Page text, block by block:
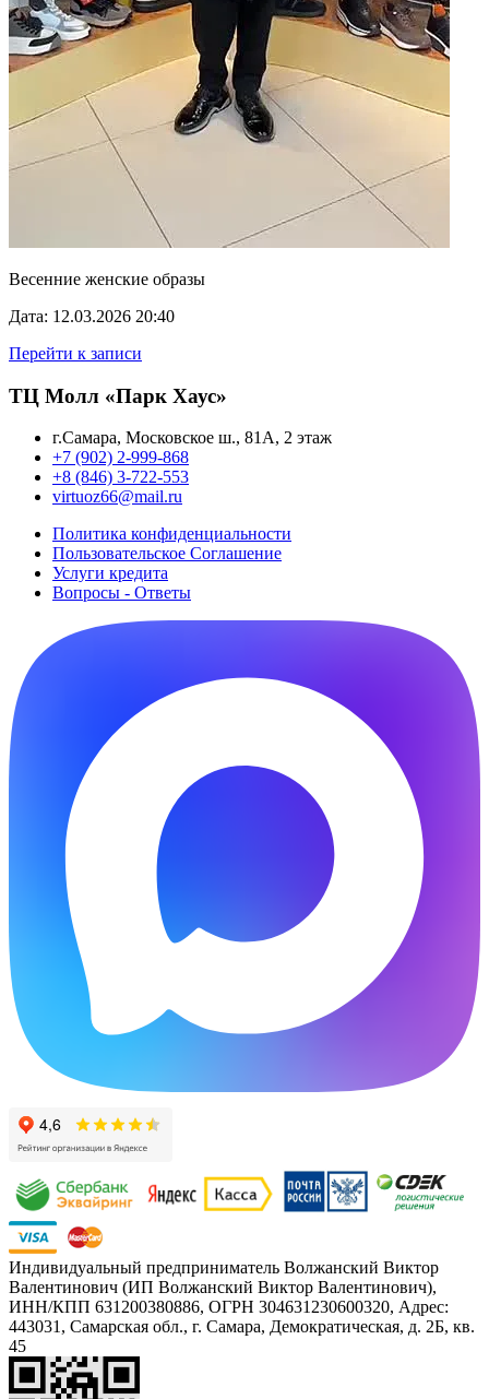
Весенние женские образы
Дата: 12.03.2026 20:40
Перейти к записи
ТЦ Молл «Парк Хаус»
г.Самара, Московское ш., 81А, 2 этаж
+7 (902) 2-999-868
+8 (846) 3-722-553
virtuoz66@mail.ru
Политика конфиденциальности
Пользовательское Cоглашение
Услуги кредита
Вопросы - Ответы
Индивидуальный предприниматель Волжанский Виктор
Валентинович (ИП Волжанский Виктор Валентинович),
ИНН/КПП 631200380886, ОГРН 304631230600320, Адрес:
443031, Самарская обл., г. Самара, Демократическая, д. 2Б, кв.
45